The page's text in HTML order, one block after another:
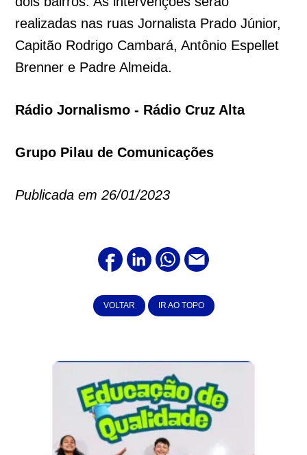
realizadas nas ruas Jornalista Prado Júnior,
Capitão Rodrigo Cambará, Antônio Espellet
Brenner e Padre Almeida.
Rádio Jornalismo - Rádio Cruz Alta
Grupo Pilau de Comunicações
Publicada em 26/01/2023
VOLTAR IR AO TOPO